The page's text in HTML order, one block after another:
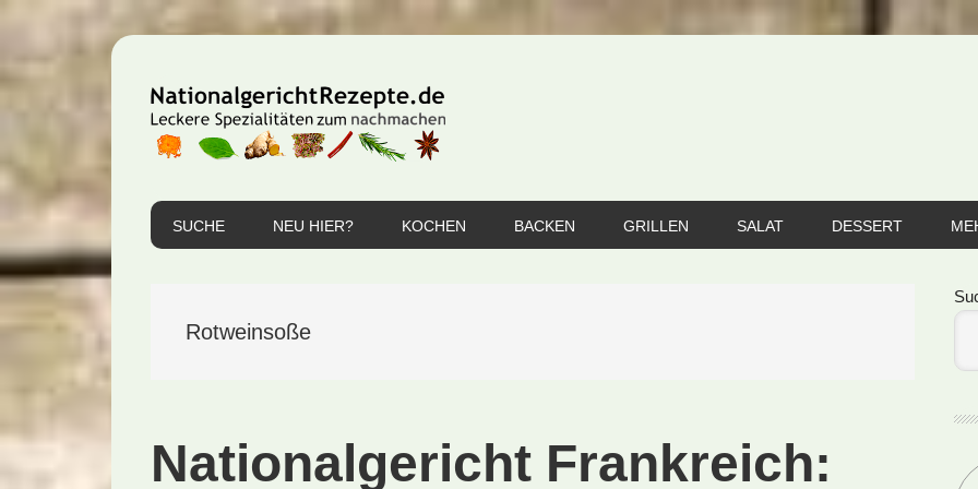
Hauptnavigation
springen
springen
Seitenspalte
springen
SUCHE NEU HIER? KOCHEN BACKEN GRILLEN SALAT DESSERT
Rotweinsoße
Nationalgericht Frankreich: